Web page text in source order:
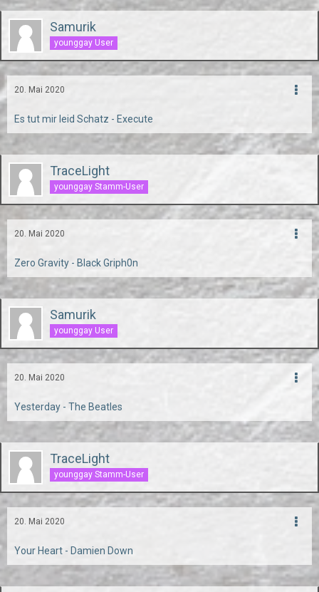
Samurik
younggay User
20. Mai 2020
Es tut mir leid Schatz - Execute
TraceLight
younggay Stamm-User
20. Mai 2020
Zero Gravity - Black Griph0n
Samurik
younggay User
20. Mai 2020
Yesterday - The Beatles
TraceLight
younggay Stamm-User
20. Mai 2020
Your Heart - Damien Down